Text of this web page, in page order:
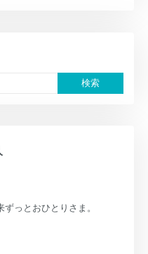
っとおひとりさま。